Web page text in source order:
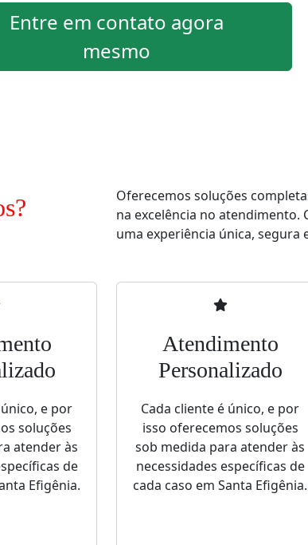
Entre em contato agora
mesmo
Oferecemos soluções
na excelência no
uma experiência única, segura
e por
soluções
atender às
de
Efigênia.
Atendimento
Personalizado
Cada cliente é único, e por
isso oferecemos soluções
sob medida para atender às
necessidades específicas de
cada caso em Santa Efigênia.